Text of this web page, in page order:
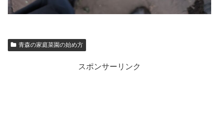
青森の家庭菜園の始め方
スポンサーリンク